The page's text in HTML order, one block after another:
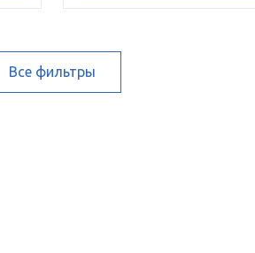
Все фильтры